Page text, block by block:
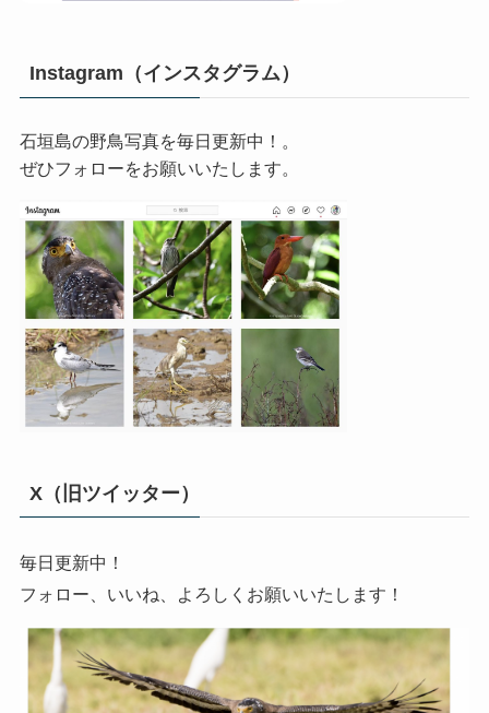
Instagram（インスタグラム）
石垣島の野鳥写真を毎日更新中！。
ぜひフォローをお願いいたします。
X（旧ツイッター）
毎日更新中！
フォロー、いいね、よろしくお願いいたします！